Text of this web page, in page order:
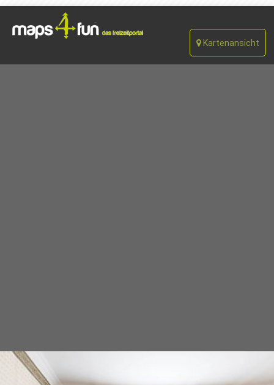
Kartenansicht